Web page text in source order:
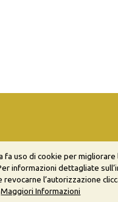
fa uso di cookie per migliorare
informazioni dettagliate
revocarne l’autorizzazione
Maggiori Informazioni